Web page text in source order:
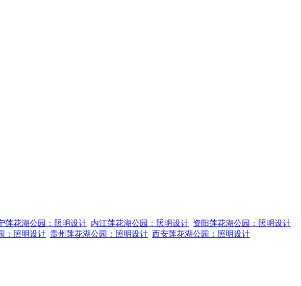
莲花湖公园：照明设计 内江莲花湖公园：照明设计 资阳莲花湖公园：照明设计
：照明设计 贵州莲花湖公园：照明设计 西安莲花湖公园：照明设计